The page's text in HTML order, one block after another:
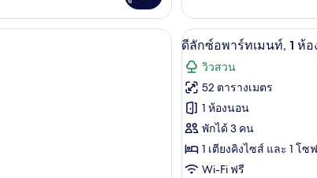
นอน,
อาคาร
เสริม
(Landside)
เกี่ยว
กับ
อ
พาร์
ท
เม
นท์,
2
ห้อง
นอน,
อาคาร
เสริม
ที่ทำงานแบบใช้แล็ปท็อป
บริเวณนั่งเล่น | ทีวี 40 นิ้ว พร้อมช่องเคเบิล
เปิด
ภาพถ่าย
ทั้งหมด
ของ
ดี
ลัก
1
ดีลักซ์อพาร์ทเมนท์, 1 ห้
วิวสวน
52 ตารางเมตร
1 ห้องนอน
พักได้ 3 คน
1 เตียงคิงไซส์ และ 1 โ
Wi-Fi ฟรี